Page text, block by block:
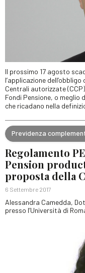
Il prossimo 17 agosto
l’applicazione
Centrali autorizzate
Fondi Pensione, o meglio
che ricadano nella
Previdenza
Regolamento
Pension
proposta della
6 Settembre 2017
Alessandra Camedda,
presso l’Università di